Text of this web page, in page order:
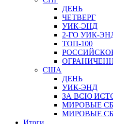
ДЕНЬ
ЧЕТВЕРГ
УИК-ЭНД
2-ГО УИК-
ТОП-100
США
ДЕНЬ
УИК-ЭНД
ЗА ВСЮ
МИРОВЫЕ
МИРОВЫЕ
Итоги